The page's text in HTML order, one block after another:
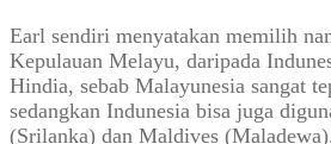
Earl sendiri menyatakan memilih
Kepulauan Melayu, daripada
Hindia, sebab Malayunesia sangat
sedangkan Indunesia bisa juga
(Srilanka) dan Maldives